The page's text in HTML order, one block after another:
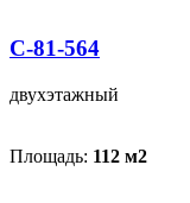
С-81-564
двухэтажный
Площадь: 112 м2